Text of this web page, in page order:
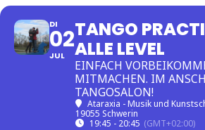
DI
02
JUL
TANGO
ALLE LEVEL
EINFACH
MITMACHEN. IM
TANGOSALON!
Ataraxia - Musik und
19055 Schwerin
19:45 - 20:45 (GMT+02:00)